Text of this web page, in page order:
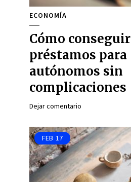
ECONOMÍA
Cómo conseguir
préstamos para
autónomos sin
complicaciones
Dejar comentario
FEB 17